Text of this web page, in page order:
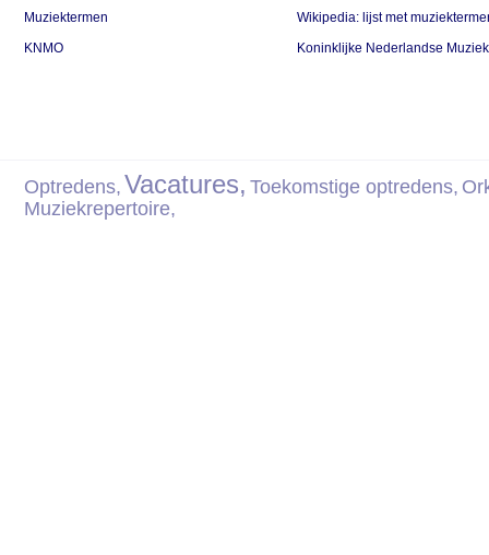
Muziektermen
Wikipedia: lijst met
KNMO
Koninklijke Nederlandse
Optredens, Vacatures, Toekomstige optredens,
Muziekrepertoire,